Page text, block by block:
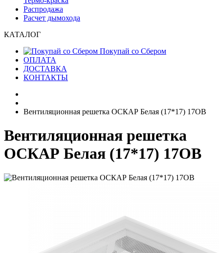
Распродажа
Расчет дымохода
КАТАЛОГ
Покупай со Сбером
ОПЛАТА
ДОСТАВКА
КОНТАКТЫ
Вентиляционная решетка ОСКАР Белая (17*17) 17OB
Вентиляционная решетка
ОСКАР Белая (17*17) 17OB